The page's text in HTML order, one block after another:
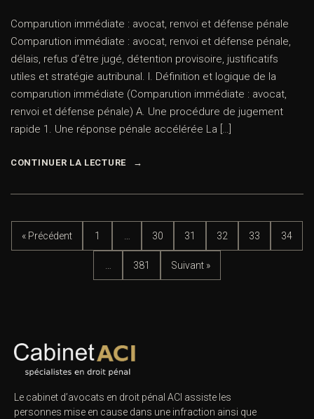
Comparution immédiate : avocat, renvoi et défense pénale
Comparution immédiate : avocat, renvoi et défense pénale,
délais, refus d’être jugé, détention provisoire, justificatifs
utiles et stratégie autribunal. I. Définition et logique de la
comparution immédiate (Comparution immédiate : avocat,
renvoi et défense pénale) A. Une procédure de jugement
rapide 1. Une réponse pénale accélérée La […]
CONTINUER LA LECTURE
« Précédent 1 30 31 32 33 34
381 Suivant »
Le cabinet d’avocats en droit pénal ACI assiste les
personnes mise en cause dans une infraction ainsi que